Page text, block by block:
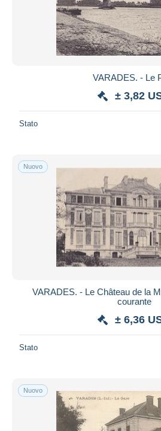
VARADES. - Le
± 3,82
Stato
Nuovo
VARADES. - Le Château de la
courante
± 6,36
Stato
Nuovo